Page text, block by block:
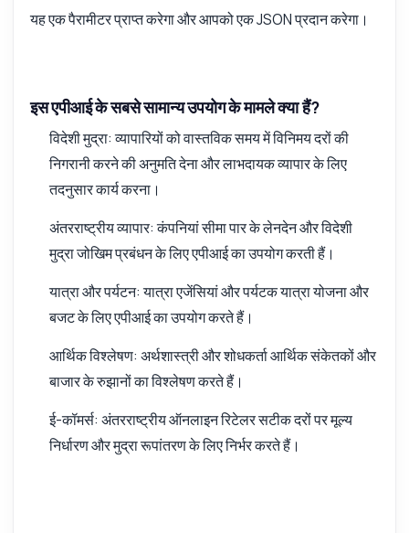
यह एक पैरामीटर प्राप्त करेगा और आपको एक JSON प्रदान करेगा।
इस एपीआई के सबसे सामान्य उपयोग के मामले क्या हैं?
विदेशी मुद्रा: व्यापारियों को वास्तविक समय में विनिमय दरों की
निगरानी करने की अनुमति देना और लाभदायक व्यापार के लिए
तदनुसार कार्य करना।
अंतरराष्ट्रीय व्यापार: कंपनियां सीमा पार के लेनदेन और विदेशी
मुद्रा जोखिम प्रबंधन के लिए एपीआई का उपयोग करती हैं।
यात्रा और पर्यटन: यात्रा एजेंसियां और पर्यटक यात्रा योजना और
बजट के लिए एपीआई का उपयोग करते हैं।
आर्थिक विश्लेषण: अर्थशास्त्री और शोधकर्ता आर्थिक संकेतकों और
बाजार के रुझानों का विश्लेषण करते हैं।
ई-कॉमर्स: अंतरराष्ट्रीय ऑनलाइन रिटेलर सटीक दरों पर मूल्य
निर्धारण और मुद्रा रूपांतरण के लिए निर्भर करते हैं।